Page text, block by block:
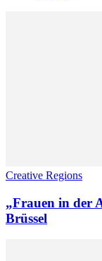
Creative Regions
„Frauen in der
Brüssel